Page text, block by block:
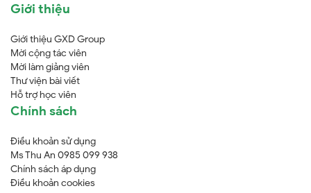
Giới thiệu
Giới thiệu GXD Group
Mời cộng tác viên
Mời làm giảng viên
Thư viện bài viết
Hỗ trợ học viên
Chính sách
Điều khoản sử dụng
Ms Thu An 0985 099 938
Chính sách áp dụng
Điều khoản cookies